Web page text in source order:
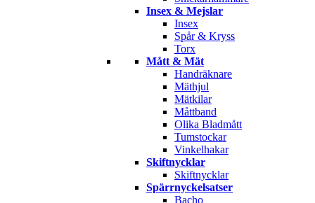
Insex & Mejslar
Insex
Spår & Kryss
Torx
Mått & Mät
Handräknare
Mäthjul
Mätkilar
Måttband
Olika Bladmått
Tumstockar
Vinkelhakar
Skiftnycklar
Skiftnycklar
Spärrnyckelsatser
Bacho